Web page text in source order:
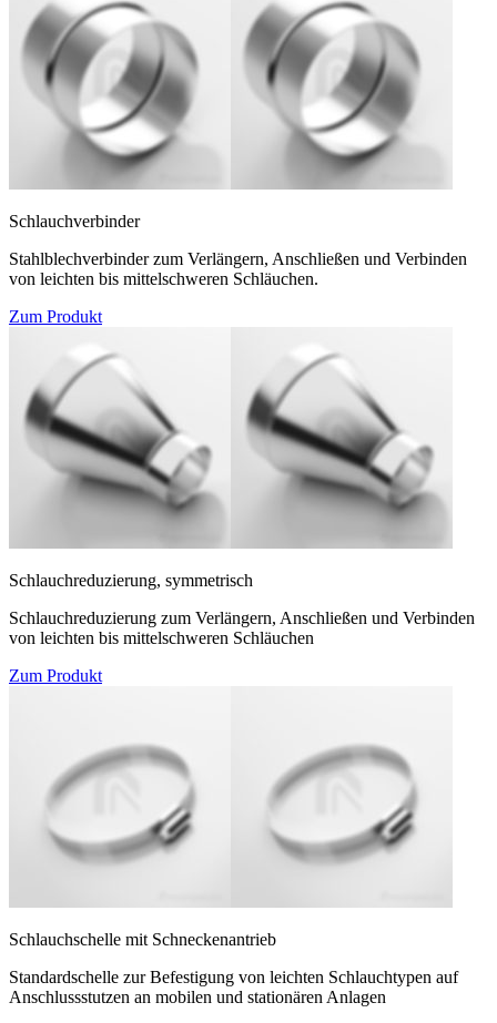
Schlauchverbinder
Stahlblechverbinder zum Verlängern, Anschließen und Verbinden
von leichten bis mittelschweren Schläuchen.
Zum Produkt
Schlauchreduzierung, symmetrisch
Schlauchreduzierung zum Verlängern, Anschließen und Verbinden
von leichten bis mittelschweren Schläuchen
Zum Produkt
Schlauchschelle mit Schneckenantrieb
Standardschelle zur Befestigung von leichten Schlauchtypen auf
Anschlussstutzen an mobilen und stationären Anlagen